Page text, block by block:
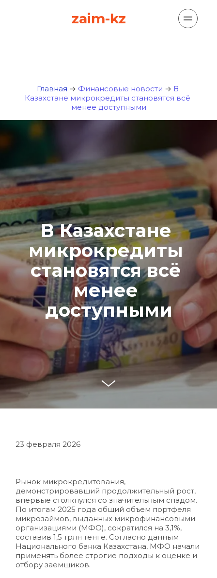
zaim-kz
Главная → Финансовые новости → В
Казахстане микрокредиты становятся всё
менее доступными
В Казахстане
микрокредиты
становятся всё
менее
доступными
23 февраля 2026
Рынок микрокредитования,
демонстрировавший продолжительный рост,
впервые столкнулся со значительным спадом.
По итогам 2025 года общий объем портфеля
микрозаймов, выданных микрофинансовыми
организациями (МФО), сократился на 3,1%,
составив 1,5 трлн тенге. Согласно данным
Национального банка Казахстана, МФО начали
применять более строгие подходы к оценке и
отбору заемщиков.